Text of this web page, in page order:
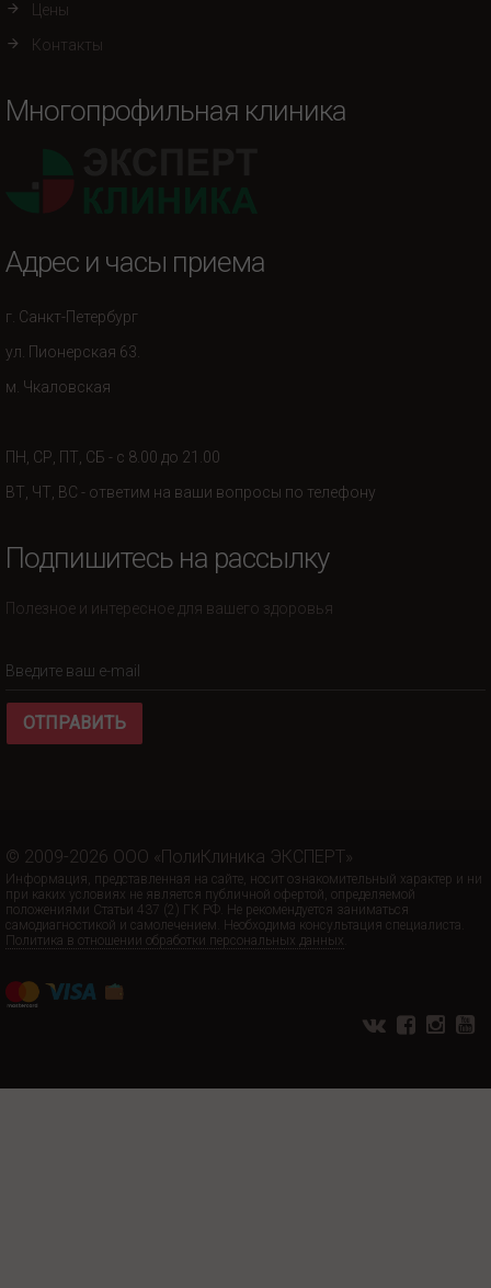
Цены
Контакты
Многопрофильная клиника
Адрес и часы приема
г. Санкт-Петербург
ул. Пионерская 63.
м. Чкаловская
ПН, СР, ПТ, СБ - с 8.00 до 21.00
ВТ, ЧТ, ВС - ответим на ваши вопросы по телефону
Подпишитесь на рассылку
Полезное и интересное для вашего здоровья
ОТПРАВИТЬ
© 2009-2026 ООО «ПолиКлиника ЭКСПЕРТ»
Информация, представленная на сайте, носит ознакомительный характер и ни
при каких условиях не является публичной офертой, определяемой
положениями Статьи 437 (2) ГК РФ. Не рекомендуется заниматься
самодиагностикой и самолечением. Необходима консультация специалиста.
Политика в отношении обработки персональных данных